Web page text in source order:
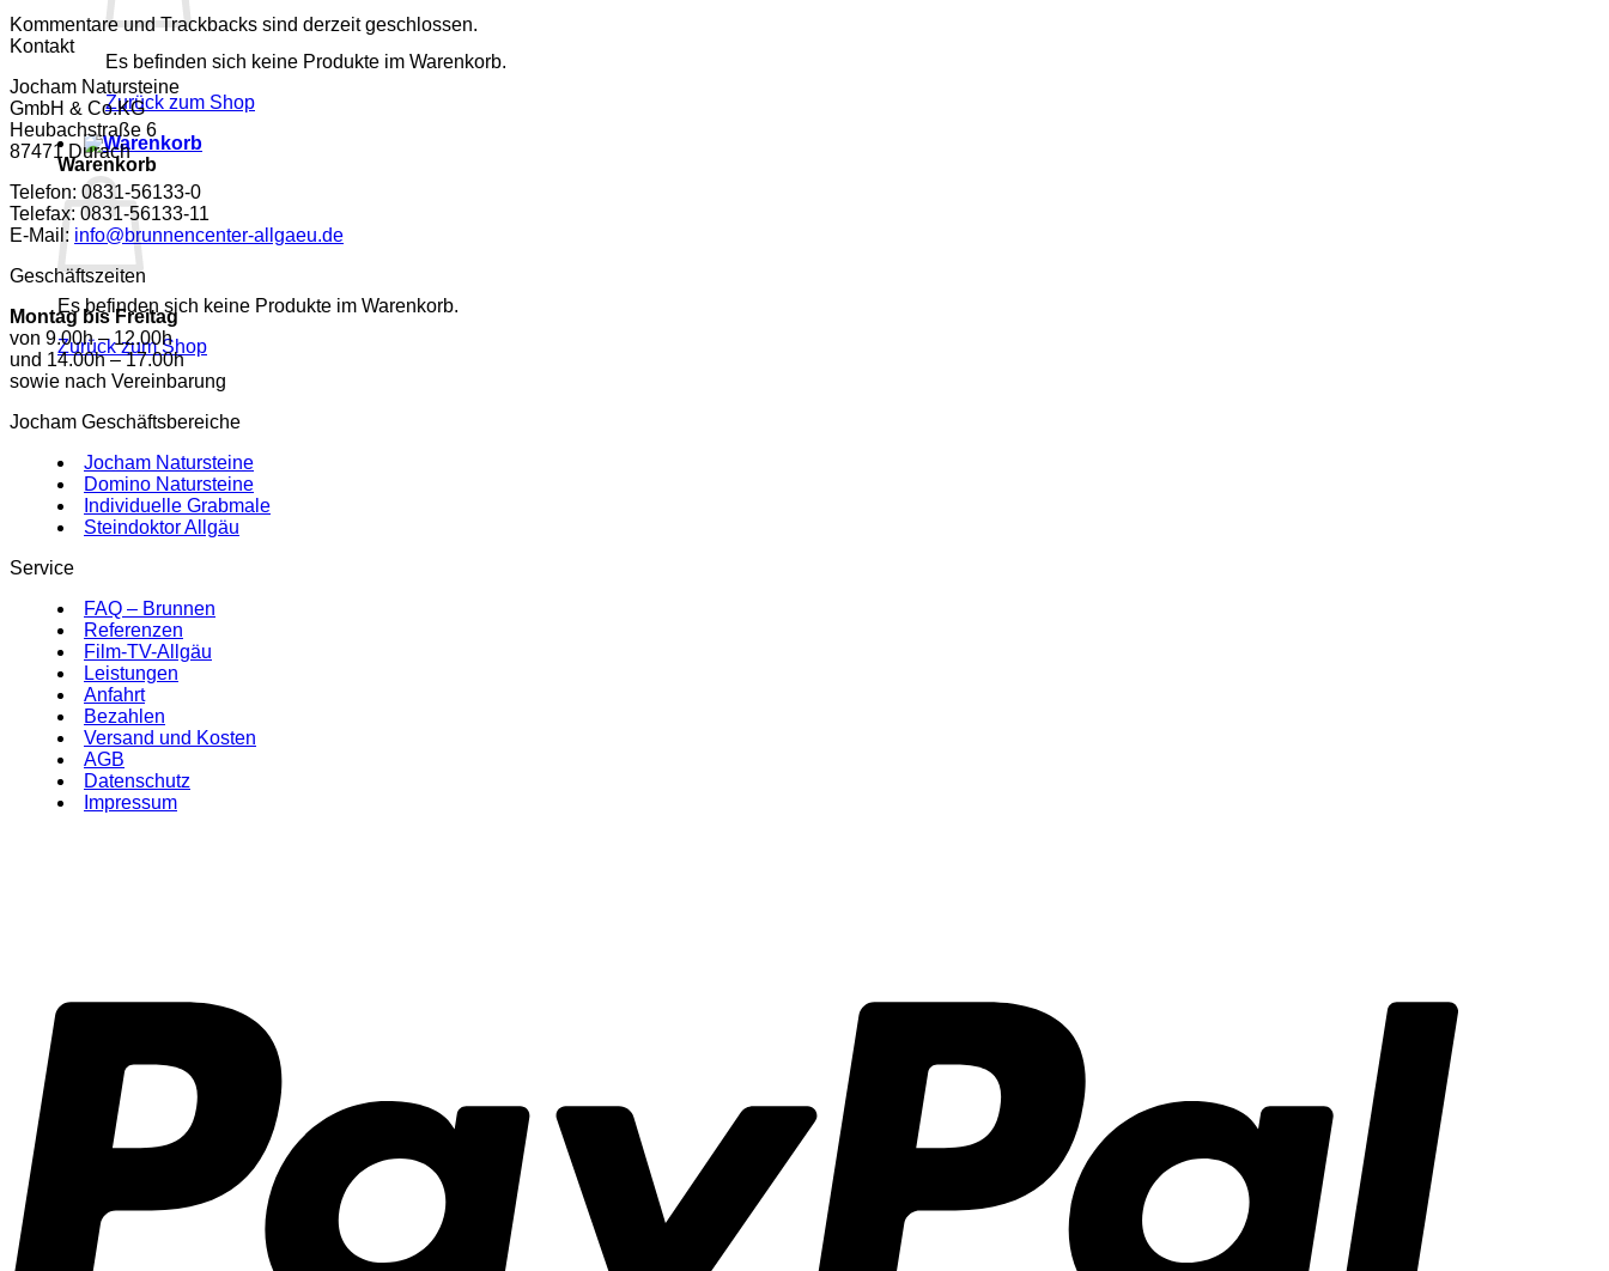
Es befinden sich keine Produkte im Warenkorb.
Zurück zum Shop
Warenkorb
Es befinden sich keine Produkte im Warenkorb.
Zurück zum Shop
Kommentare und Trackbacks sind derzeit geschlossen.
Kontakt
Jocham Natursteine
GmbH & Co.KG
Heubachstraße 6
87471 Durach
Telefon: 0831-56133-0
Telefax: 0831-56133-11
E-Mail: info@brunnencenter-allgaeu.de
Geschäftszeiten
Montag bis Freitag
von 9.00h – 12.00h
und 14.00h – 17.00h
sowie nach Vereinbarung
Jocham Geschäftsbereiche
Jocham Natursteine
Domino Natursteine
Individuelle Grabmale
Steindoktor Allgäu
Service
FAQ – Brunnen
Referenzen
Film-TV-Allgäu
Leistungen
Anfahrt
Bezahlen
Versand und Kosten
AGB
Datenschutz
Impressum